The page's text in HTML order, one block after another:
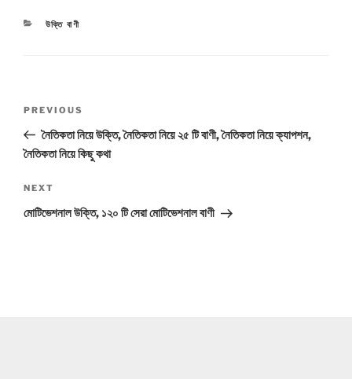
CATEGORIES
উক্তি বাণী
Previous
Post
PREVIOUS
নৈতিকতা নিয়ে উক্তি, নৈতিকতা নিয়ে ২৫ টি বাণী, নৈতিকতা নিয়ে ক্যাপশন,
নৈতিকতা নিয়ে কিছু কথা
Next
Post
NEXT
মোটিভেশনাল উক্তি, ১২০ টি সেরা মোটিভেশনাল বাণী